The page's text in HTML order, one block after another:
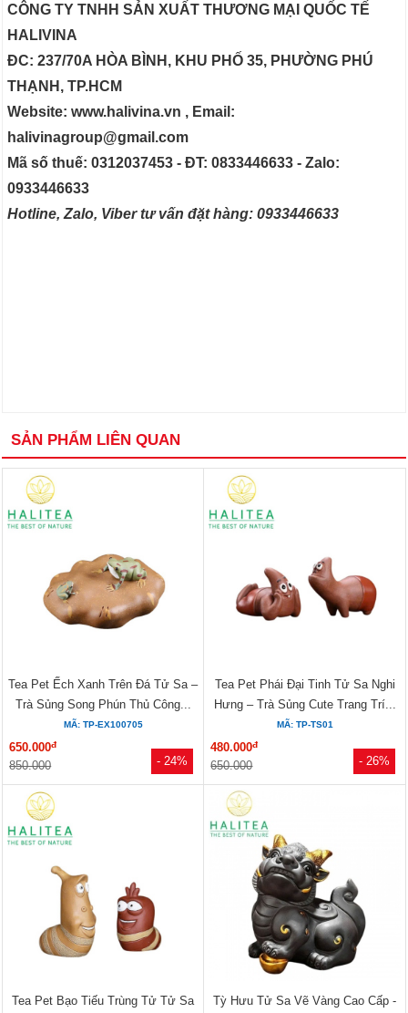
CÔNG TY TNHH SẢN XUẤT THƯƠNG MẠI QUỐC TẾ
HALIVINA
ĐC: 237/70A HÒA BÌNH, KHU PHỐ 35, PHƯỜNG PHÚ
THẠNH, TP.HCM
Website: www.halivina.vn , Email:
halivinagroup@gmail.com
Mã số thuế: 0312037453 - ĐT: 0833446633 - Zalo:
0933446633
Hotline, Zalo, Viber tư vấn đặt hàng: 0933446633
SẢN PHẨM LIÊN QUAN
- 24%
Tea Pet Ếch Xanh Trên Đá Tử Sa –
Trà Sủng Song Phún Thủ Công...
MÃ: TP-EX100705
650.000đ
850.000 - 26%
Tea Pet Phái Đại Tinh Tử Sa Nghi
Hưng – Trà Sủng Cute Trang Trí...
MÃ: TP-TS01
480.000đ
650.000
Tea Pet Bạo Tiếu Trùng Tử Tử Sa
Tỳ Hưu Tử Sa Vẽ Vàng Cao Cấp -